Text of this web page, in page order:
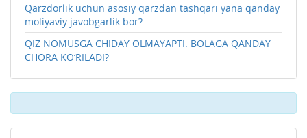
Qarzdorlik uchun asosiy qarzdan tashqari yana qanday
moliyaviy javobgarlik bor?
QIZ NOMUSGA CHIDAY OLMAYAPTI. BOLAGA QANDAY
CHORA KO‘RILADI?